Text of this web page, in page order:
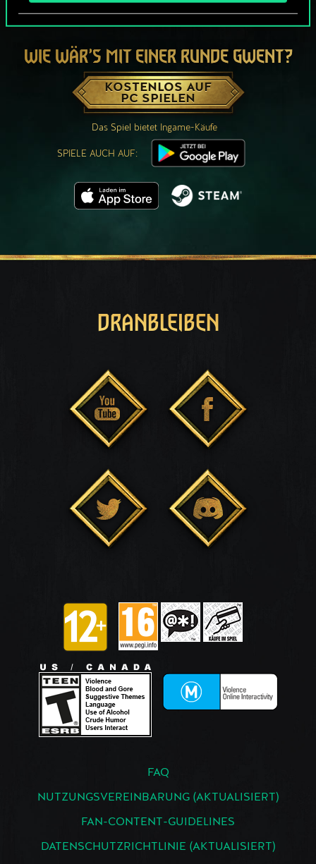
WIE WÄR’S MIT EINER RUNDE GWENT?
KOSTENLOS AUF
PC SPIELEN
Das Spiel bietet Ingame-Käufe
SPIELE AUCH AUF:
DRANBLEIBEN
FAQ
NUTZUNGSVEREINBARUNG (AKTUALISIERT)
FAN-CONTENT-GUIDELINES
DATENSCHUTZRICHTLINIE (AKTUALISIERT)